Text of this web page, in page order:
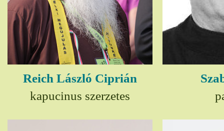
Reich László Ciprián
kapucinus szerzetes